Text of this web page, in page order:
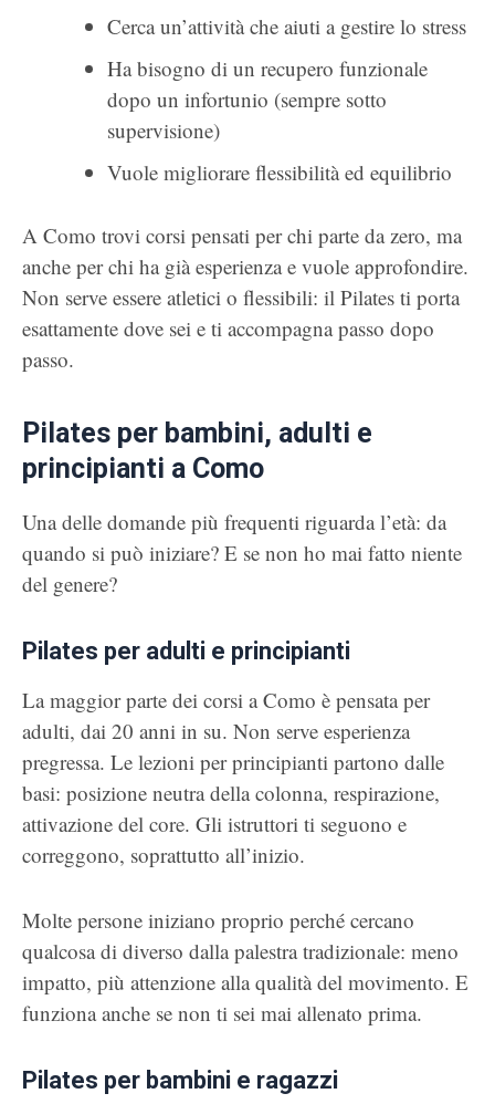
Cerca un’attività che aiuti a gestire lo stress
Ha bisogno di un recupero funzionale
dopo un infortunio (sempre sotto
supervisione)
Vuole migliorare flessibilità ed equilibrio
A Como trovi corsi pensati per chi parte da zero, ma
anche per chi ha già esperienza e vuole approfondire.
Non serve essere atletici o flessibili: il Pilates ti porta
esattamente dove sei e ti accompagna passo dopo
passo.
Pilates per bambini, adulti e
principianti a Como
Una delle domande più frequenti riguarda l’età: da
quando si può iniziare? E se non ho mai fatto niente
del genere?
Pilates per adulti e principianti
La maggior parte dei corsi a Como è pensata per
adulti, dai 20 anni in su. Non serve esperienza
pregressa. Le lezioni per principianti partono dalle
basi: posizione neutra della colonna, respirazione,
attivazione del core. Gli istruttori ti seguono e
correggono, soprattutto all’inizio.
Molte persone iniziano proprio perché cercano
qualcosa di diverso dalla palestra tradizionale: meno
impatto, più attenzione alla qualità del movimento. E
funziona anche se non ti sei mai allenato prima.
Pilates per bambini e ragazzi